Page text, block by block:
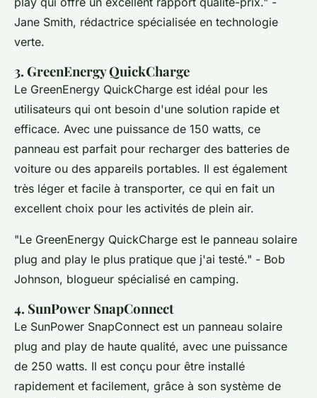
Jane Smith, rédactrice spécialisée en technologie
verte.
3. GreenEnergy QuickCharge
Le GreenEnergy QuickCharge est idéal pour les
utilisateurs qui ont besoin d'une solution rapide et
efficace. Avec une puissance de 150 watts, ce
panneau est parfait pour recharger des batteries de
voiture ou des appareils portables. Il est également
très léger et facile à transporter, ce qui en fait un
excellent choix pour les activités de plein air.
"Le GreenEnergy QuickCharge est le panneau solaire
plug and play le plus pratique que j'ai testé." - Bob
Johnson, blogueur spécialisé en camping.
4. SunPower SnapConnect
Le SunPower SnapConnect est un panneau solaire
plug and play de haute qualité, avec une puissance
de 250 watts. Il est conçu pour être installé
rapidement et facilement, grâce à son système de